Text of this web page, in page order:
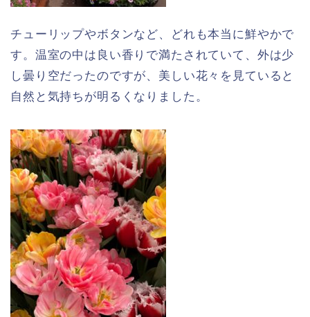
チューリップやボタンなど、どれも本当に鮮やかで
す。温室の中は良い香りで満たされていて、外は少
し曇り空だったのですが、美しい花々を見ていると
自然と気持ちが明るくなりました。